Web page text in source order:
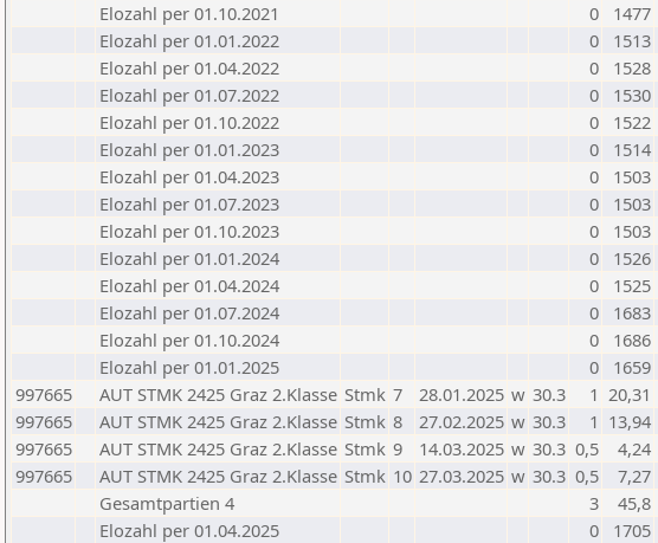
Elozahl per 01.10.2021
0
1477
Elozahl per 01.01.2022
0
1513
Elozahl per 01.04.2022
0
1528
Elozahl per 01.07.2022
0
1530
Elozahl per 01.10.2022
0
1522
Elozahl per 01.01.2023
0
1514
Elozahl per 01.04.2023
0
1503
Elozahl per 01.07.2023
0
1503
Elozahl per 01.10.2023
0
1503
Elozahl per 01.01.2024
0
1526
Elozahl per 01.04.2024
0
1525
Elozahl per 01.07.2024
0
1683
Elozahl per 01.10.2024
0
1686
Elozahl per 01.01.2025
0
1659
997665
AUT STMK 2425 Graz 2.Klasse Stmk 7 28.01.2025 w 30.3 1 20,31
997665
AUT STMK 2425 Graz 2.Klasse Stmk 8 27.02.2025 w 30.3 1 13,94
997665
AUT STMK 2425 Graz 2.Klasse Stmk 9 14.03.2025 w 30.3 0,5 4,24
997665
AUT STMK 2425 Graz 2.Klasse Stmk 10 27.03.2025 w 30.3 0,5 7,27
Gesamtpartien 4
3
45,8
Elozahl per 01.04.2025
0 1705